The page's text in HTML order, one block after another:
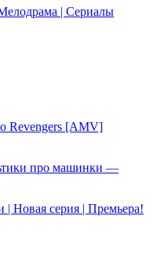
| Сериалы
Revengers [AMV]
про машинки —
Новая серия | Премьера!